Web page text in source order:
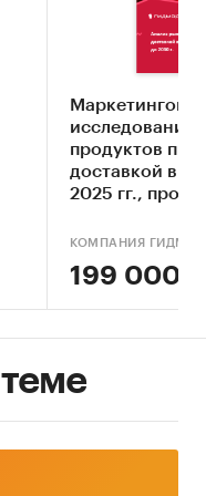
экспресс
рынка до
доставки
экспресс
доставки
Маркетинговое
исследование
продуктов
доставкой в
2025 гг.,
КОМПАНИЯ
199 000 ₽